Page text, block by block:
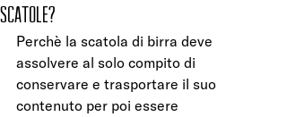
Scatole?
Perchè la scatola di birra deve
assolvere al solo compito di
conservare e trasportare il suo
contenuto per poi essere